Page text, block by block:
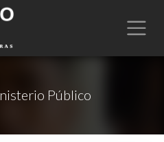
Público